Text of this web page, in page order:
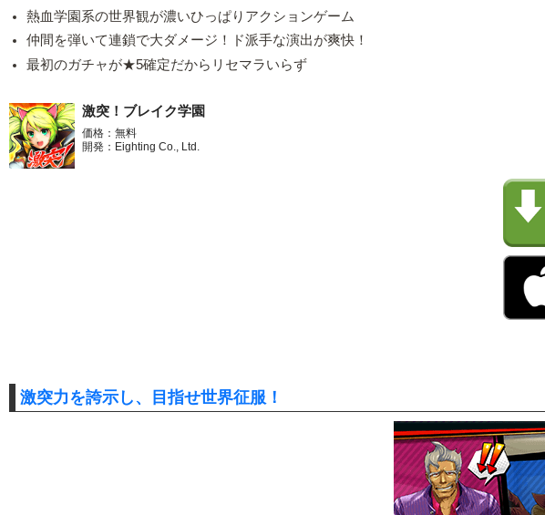
熱血学園系の世界観が濃いひっぱりアクションゲーム
仲間を弾いて連鎖で大ダメージ！ド派手な演出が爽快！
最初のガチャが★5確定だからリセマラいらず
激突！ブレイク学園
価格：無料
開発：Eighting Co., Ltd.
激突力を誇示し、目指せ世界征服！